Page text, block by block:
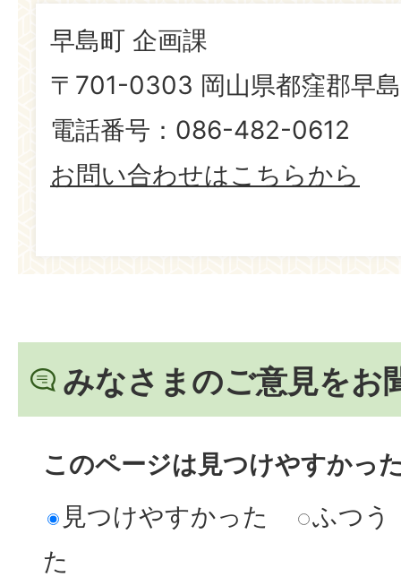
早島町 企画課
〒701-0303 岡山県都窪郡早
電話番号：086-482-0612
お問い合わせはこちらから
みなさまのご意見をお
このページは見つけやすかっ
見つけやすかった
ふつう
た